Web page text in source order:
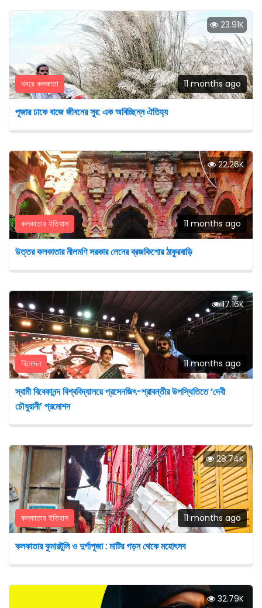
23.91K
খবরে কলকাতা 11 months ago
পূজার ঢাকে বাজে জীবনের সুর: এক অবিচ্ছিন্ন ঐতিহ্য
22.26K
কলকাতার ইতিহাস 11 months ago
উত্তর কলকাতার নীলমণি সরকার লেনের ব্রজকিশোর ঠাকুরবাড়ি
17.16K
বিনোদন 11 months ago
স্বামী বিবেকানন্দ বিশ্ববিদ্যালয়ে প্রসেনজিৎ-শ্রাবন্তীর উপস্থিতিতে ‘দেবী
চৌধুরানী’ প্রমোশন
28.74K
কলকাতার ইতিহাস 11 months ago
কলকাতার কুমারটুলি ও দুর্গাপূজা : মাটির গড়ন থেকে মহোৎসব
32.79K